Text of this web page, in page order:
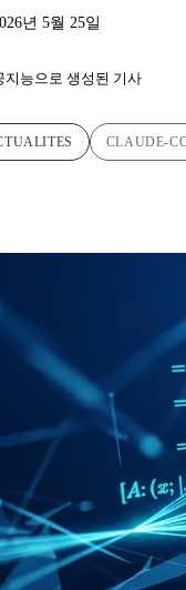
년 5월 25일
지능으로 생성된 기사
CLAUDE-